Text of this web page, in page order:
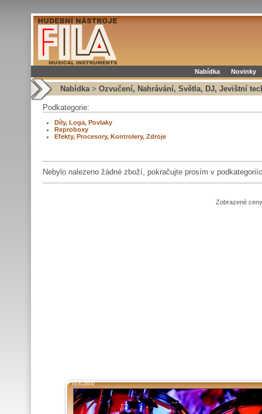
Nabídka Novinky
Nabídka > Ozvučení, Nahrávání, Světla, DJ, Jevištní
Podkategorie:
Díly, Loga, Povlaky
Reproboxy
Efekty, Procesory, Kontrolery, Zdroje
Nebylo nalezeno žádné zboží, pokračujte prosím v
Zobrazené
REKLAMA: